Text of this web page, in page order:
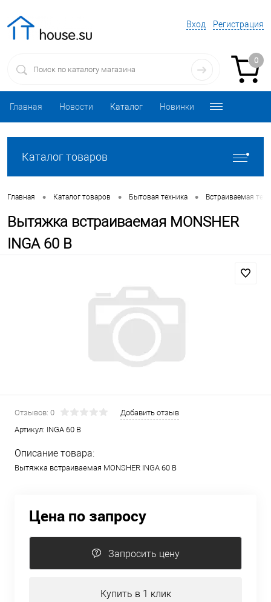
Вход Регистрация
0
Главная Новости Каталог Новинки
Каталог товаров
Главная • Каталог товаров • Бытовая техника • Встраиваемая
Вытяжка встраиваемая MONSHER
INGA 60 B
Отзывов: 0
Добавить отзыв
Артикул: INGA 60 B
Описание товара:
Вытяжка встраиваемая MONSHER INGA 60 B
Цена по запросу
Запросить цену
Купить в 1 клик